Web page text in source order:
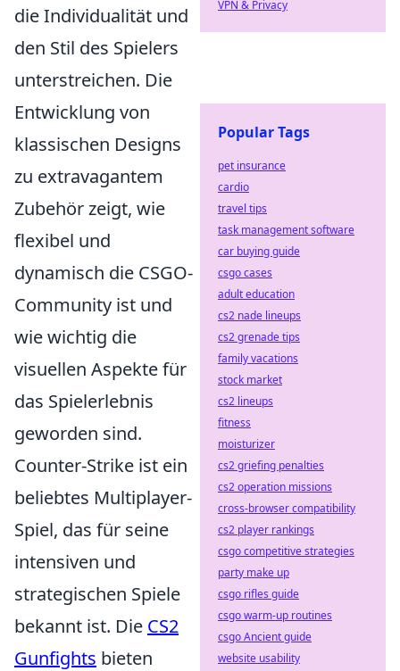
die Individualität und
den Stil des Spielers
unterstreichen. Die
Entwicklung von
klassischen Designs
zu extravagantem
Zubehör zeigt, wie
flexibel und
dynamisch die CSGO-
Community ist und
wie wichtig die
visuellen Aspekte für
das Spielerlebnis
geworden sind.
Counter-Strike ist ein
beliebtes Multiplayer-
Spiel, das für seine
intensiven und
strategischen Spiele
bekannt ist. Die CS2
Gunfights bieten
VPN & Privacy
Popular Tags
pet insurance
cardio
travel tips
task management software
car buying guide
csgo cases
adult education
cs2 nade lineups
cs2 grenade tips
family vacations
stock market
cs2 lineups
fitness
moisturizer
cs2 griefing penalties
cs2 operation missions
cross-browser compatibility
cs2 player rankings
csgo competitive strategies
party make up
csgo rifles guide
csgo warm-up routines
csgo Ancient guide
website usability